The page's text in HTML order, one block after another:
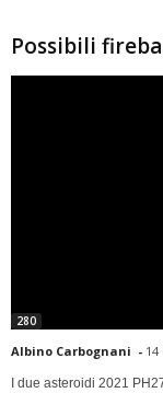
Possibili
280
Albino Carbognani - 14
I due asteroidi 2021